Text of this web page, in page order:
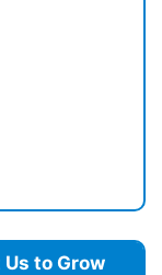
to Grow